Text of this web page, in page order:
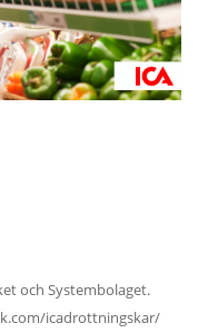
och Systembolaget.
icadrottningskar/